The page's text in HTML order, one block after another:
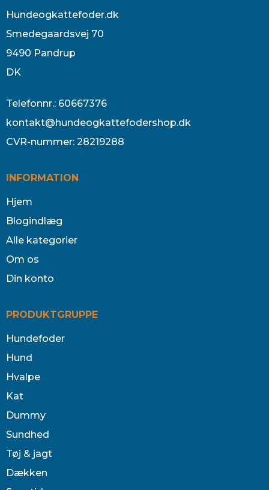
Hundeogkattefoder.dk
Smedegaardsvej 70
9490 Pandrup
DK
Telefonnr.: 60667376
kontakt@hundeogkattefodershop.dk
CVR-nummer: 28219288
INFORMATION
Hjem
Blogindlæg
Alle kategorier
Om os
Din konto
PRODUKTGRUPPE
Hundefoder
Hund
Hvalpe
Kat
Dummy
Sundhed
Tøj & jagt
Dækken